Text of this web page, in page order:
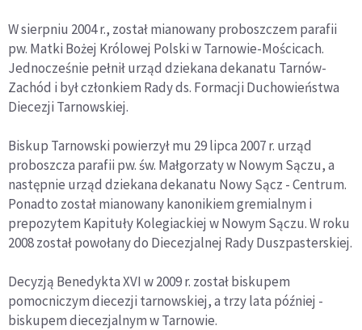
W sierpniu 2004 r., został mianowany proboszczem parafii
pw. Matki Bożej Królowej Polski w Tarnowie-Mościcach.
Jednocześnie pełnił urząd dziekana dekanatu Tarnów-
Zachód i był członkiem Rady ds. Formacji Duchowieństwa
Diecezji Tarnowskiej.
Biskup Tarnowski powierzył mu 29 lipca 2007 r. urząd
proboszcza parafii pw. św. Małgorzaty w Nowym Sączu, a
następnie urząd dziekana dekanatu Nowy Sącz - Centrum.
Ponadto został mianowany kanonikiem gremialnym i
prepozytem Kapituły Kolegiackiej w Nowym Sączu. W roku
2008 został powołany do Diecezjalnej Rady Duszpasterskiej.
Decyzją Benedykta XVI w 2009 r. został biskupem
pomocniczym diecezji tarnowskiej, a trzy lata później -
biskupem diecezjalnym w Tarnowie.